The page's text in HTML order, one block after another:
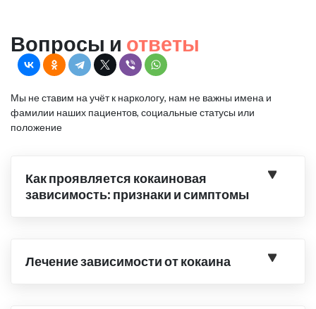
Вопросы и ответы
Мы не ставим на учёт к наркологу, нам не важны имена и
фамилии наших пациентов, социальные статусы или
положение
Как проявляется кокаиновая
зависимость: признаки и симптомы
Лечение зависимости от кокаина